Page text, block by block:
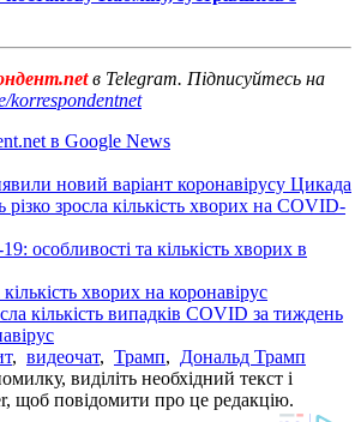
в Telegram. Підписуйтесь на
korrespondentnet
в Google News
новий варіант коронавірусу Цикада
різко зросла кількість хворих на COVID-
особливості та кількість хворих в
хворих на коронавірус
кількість випадків COVID за тиждень
, видеочат, Трамп, Дональд Трамп
виділіть необхідний текст і
щоб повідомити про це редакцію.